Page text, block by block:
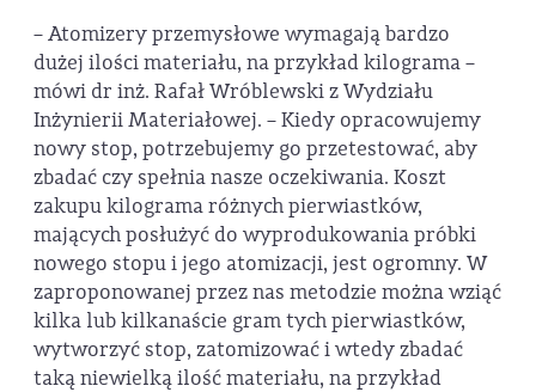
– Atomizery przemysłowe wymagają bardzo
dużej ilości materiału, na przykład kilograma –
mówi dr inż. Rafał Wróblewski z Wydziału
Inżynierii Materiałowej. – Kiedy opracowujemy
nowy stop, potrzebujemy go przetestować, aby
zbadać czy spełnia nasze oczekiwania. Koszt
zakupu kilograma różnych pierwiastków,
mających posłużyć do wyprodukowania próbki
nowego stopu i jego atomizacji, jest ogromny. W
zaproponowanej przez nas metodzie można wziąć
kilka lub kilkanaście gram tych pierwiastków,
wytworzyć stop, zatomizować i wtedy zbadać
taką niewielką ilość materiału, na przykład